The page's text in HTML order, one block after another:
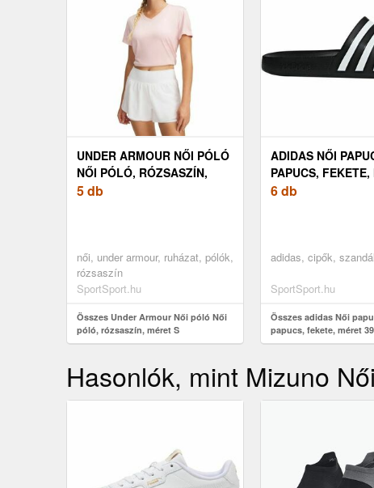
UNDER ARMOUR NŐI PÓLÓ
NŐI PÓLÓ, RÓZSASZÍN,
MÉRET S
5 db
női, under armour, ruházat, pólók,
rózsaszín
SportSport.hu
Összes Under Armour Női póló Női
póló, rózsaszín, méret S
ADIDAS NŐI
PAPUCS, FEKETE,
39
6 db
adidas, cipők,
SportSport.hu
Összes adidas Női
papucs, fekete, méret 39
Hasonlók, mint Mizuno